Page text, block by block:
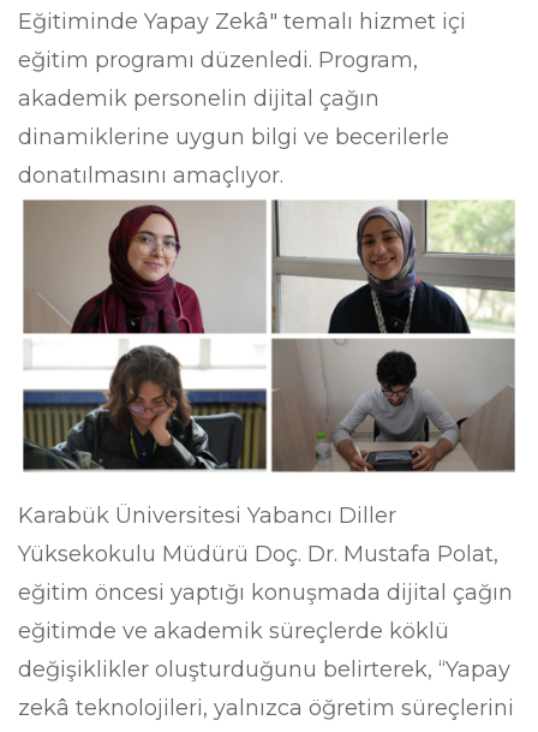
Eğitiminde Yapay Zekâ" temalı hizmet içi
eğitim programı düzenledi. Program,
akademik personelin dijital çağın
dinamiklerine uygun bilgi ve becerilerle
donatılmasını amaçlıyor.
Karabük Üniversitesi Yabancı Diller
Yüksekokulu Müdürü Doç. Dr. Mustafa Polat,
eğitim öncesi yaptığı konuşmada dijital çağın
eğitimde ve akademik süreçlerde köklü
değişiklikler oluşturduğunu belirterek, “Yapay
zekâ teknolojileri, yalnızca öğretim süreçlerini